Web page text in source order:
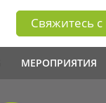
Свяжитесь
МЕРОПРИЯТИЯ